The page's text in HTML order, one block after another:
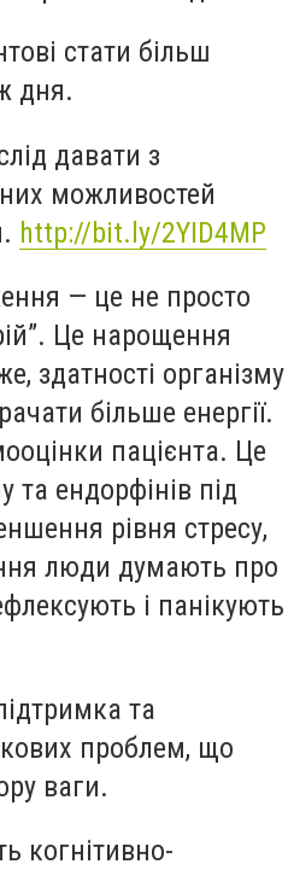
стати більш
дня.
давати з
можливостей
http://bit.ly/2YID4MP
— це не просто
Це нарощення
здатності організму
більше енергії.
пацієнта. Це
та ендорфінів під
рівня стресу,
люди думають про
і панікують
та
проблем, що
ваги.
когнітивно-